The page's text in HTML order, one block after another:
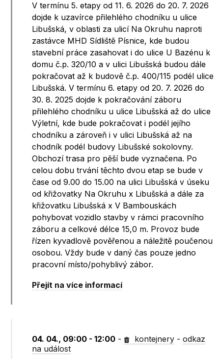
V termínu 5. etapy od 11. 6. 2026 do 20. 7. 2026
dojde k uzavírce přilehlého chodníku u ulice
Libušská, v oblasti za ulicí Na Okruhu naproti
zastávce MHD Sídliště Písnice, kde budou
stavební práce zasahovat i do ulice U Bazénu k
domu č.p. 320/10 a v ulici Libušská budou dále
pokračovat až k budově č.p. 400/115 podél ulice
Libušská. V termínu 6. etapy od 20. 7. 2026 do
30. 8. 2025 dojde k pokračování záboru
přilehlého chodníku u ulice Libušská až do ulice
Výletní, kde bude pokračovat i podél jejího
chodníku a zároveň i v ulici Libušská až na
chodník podél budovy Libušské sokolovny.
Obchozí trasa pro pěší bude vyznačena. Po
celou dobu trvání těchto dvou etap se bude v
čase od 9.00 do 15.00 na ulici Libušská v úseku
od křižovatky Na Okruhu x Libušská a dále za
křižovatku Libušská x V Bambouskách
pohybovat vozidlo stavby v rámci pracovního
záboru a celkové délce 15,0 m. Provoz bude
řízen kyvadlově pověřenou a náležitě poučenou
osobou. Vždy bude v daný čas pouze jedno
pracovní místo/pohyblivý zábor.
Přejít na více informací
04. 04., 09:00 - 12:00 - kontejnery -odkaz
na událost